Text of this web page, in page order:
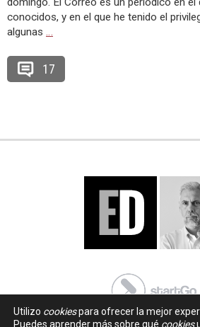
conocidos, y en el que he tenido el
algunas …
17
Utilizo cookiespara ofrecer la mejor
Puedes aprender más sobre qué cookies